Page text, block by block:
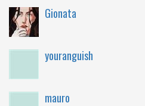
Gionata
youranguish
mauro